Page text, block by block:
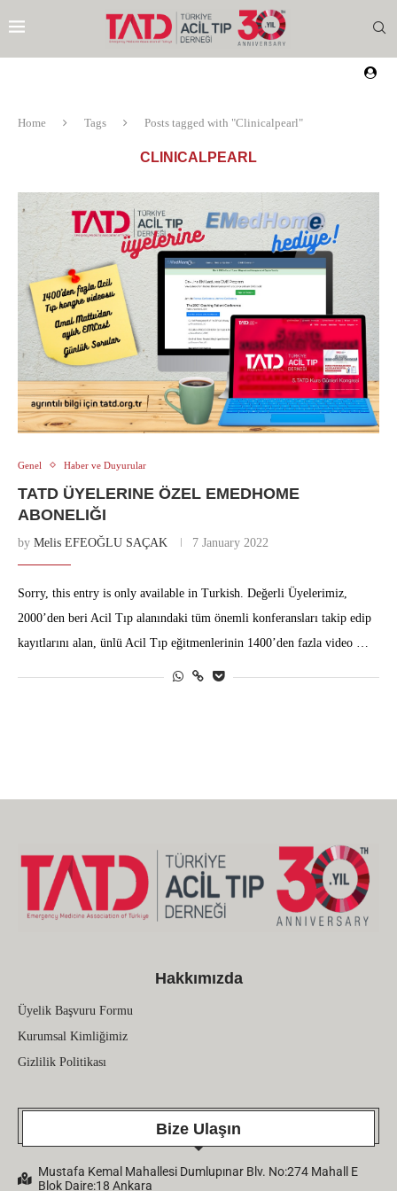
Home Tags Posts tagged with "Clinicalpearl"
CLINICALPEARL
Genel Haber ve Duyurular
TATD ÜYELERINE ÖZEL EMEDHOME
ABONELIĞI
by Melis EFEOĞLU SAÇAK 7 January 2022
Sorry, this entry is only available in Turkish. Değerli Üyelerimiz,
2000’den beri Acil Tıp alanındaki tüm önemli konferansları takip edip
kayıtlarını alan, ünlü Acil Tıp eğitmenlerinin 1400’den fazla video …
Hakkımızda
Üyelik Başvuru Formu
Kurumsal Kimliğimiz
Gizlilik Politikası
Bize Ulaşın
Mustafa Kemal Mahallesi Dumlupınar Blv. No:274 Mahall E
Blok Daire:18 Ankara